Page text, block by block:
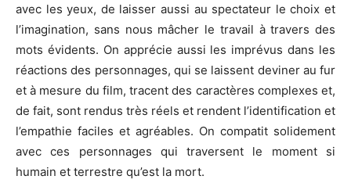
avec les yeux, de laisser aussi au spectateur le choix et
l’imagination, sans nous mâcher le travail à travers des
mots évidents. On apprécie aussi les imprévus dans les
réactions des personnages, qui se laissent deviner au fur
et à mesure du film, tracent des caractères complexes et,
de fait, sont rendus très réels et rendent l’identification et
l’empathie faciles et agréables. On compatit solidement
avec ces personnages qui traversent le moment si
humain et terrestre qu’est la mort.